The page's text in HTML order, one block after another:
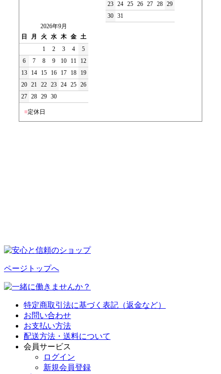
23 24 25 26 27 28 29
30 31
2026年9月
日
月 火 水 木 金 土
1
2 3 4
5
6
7 8 9 10 11
12
13
14 15 16 17 18
19
20 21 22 23 24 25 26
27 28 29 30
■定休日
ページトップへ
特定商取引法に基づく表記（返金など）
お問い合わせ
お支払い方法
配送方法・送料について
会員サービス
ログイン
新規会員登録